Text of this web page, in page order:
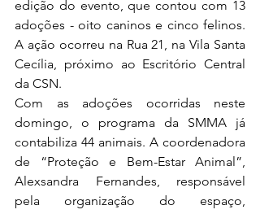
edição do evento, que contou com 13
adoções - oito caninos e cinco felinos.
A ação ocorreu na Rua 21, na Vila Santa
Cecília, próximo ao Escritório Central
da CSN.
Com as adoções ocorridas neste
domingo, o programa da SMMA já
contabiliza 44 animais. A coordenadora
de “Proteção e Bem-Estar Animal”,
Alexsandra Fernandes, responsável
pela organização do espaço,